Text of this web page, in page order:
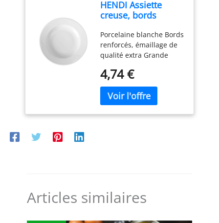
totalement hygiénique.
Fabriquée en France.
et lave-vaisselle.
HENDI Assiette
creuse, bords
de qualité,
résistance aux
impacts et à l'usure,
convient à micro-
ondes et lave-
vaisselle, ø220mm,
porcelaine blanche
Porcelaine blanche Bords
renforcés, émaillage de
qualité extra Grande
chocs et l’usure
4,74 €
Articles similaires